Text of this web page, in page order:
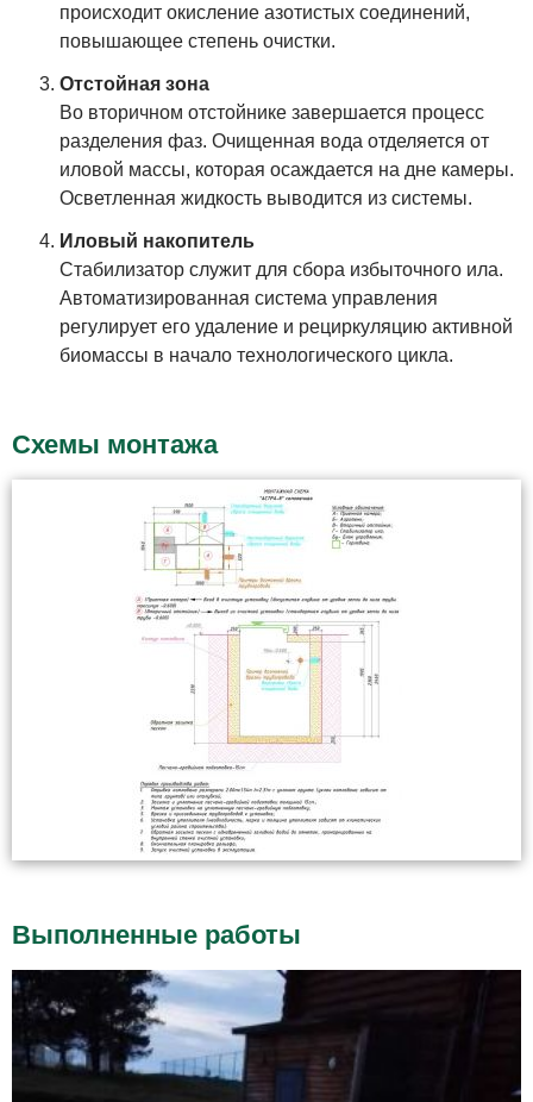
происходит окисление азотистых соединений,
повышающее степень очистки.
Отстойная зона
Во вторичном отстойнике завершается процесс
разделения фаз. Очищенная вода отделяется от
иловой массы, которая осаждается на дне камеры.
Осветленная жидкость выводится из системы.
Иловый накопитель
Стабилизатор служит для сбора избыточного ила.
Автоматизированная система управления
регулирует его удаление и рециркуляцию активной
биомассы в начало технологического цикла.
Схемы монтажа
Выполненные работы